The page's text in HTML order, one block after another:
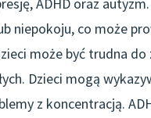
niepokoju, co może
może być trudna
Dzieci mogą
z koncentracją.